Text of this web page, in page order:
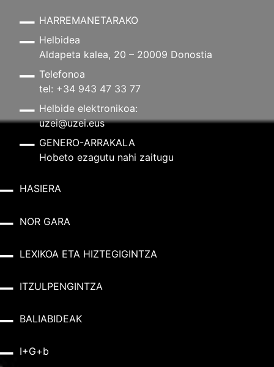
HARREMANETARAKO
Helbidea
Aldapeta kalea, 20 – 20009 Donostia
Telefonoa
tel: +34 943 47 33 77
Helbide elektronikoa:
uzei@uzei.eus
GENERO-ARRAKALA
Hobeto ezagutu nahi zaitugu
HASIERA
NOR GARA
LEXIKOA ETA HIZTEGIGINTZA
ITZULPENGINTZA
BALIABIDEAK
I+G+b